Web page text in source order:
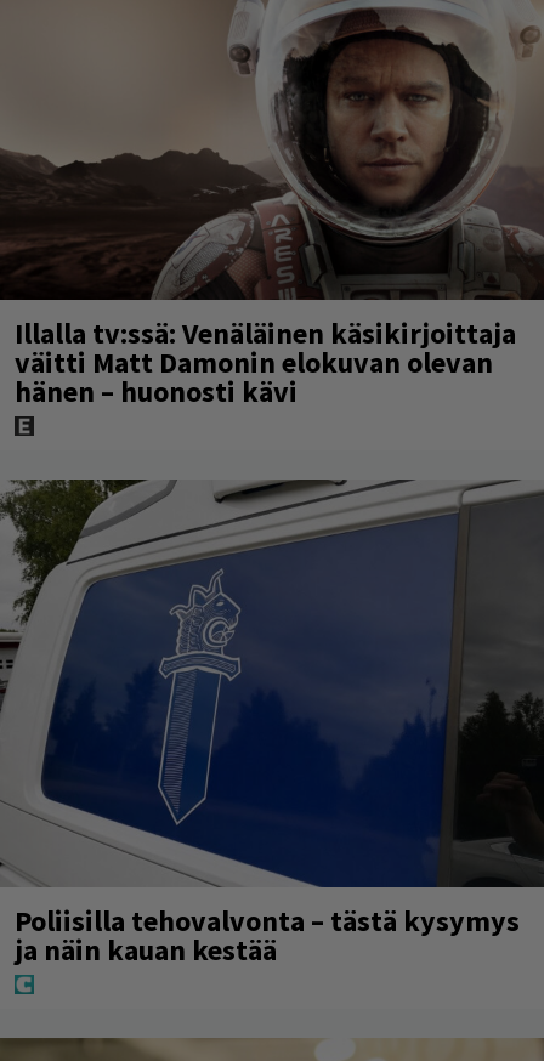
Illalla tv:ssä: Venäläinen käsikirjoittaja
väitti Matt Damonin elokuvan olevan
hänen – huonosti kävi
Poliisilla tehovalvonta – tästä kysymys
ja näin kauan kestää